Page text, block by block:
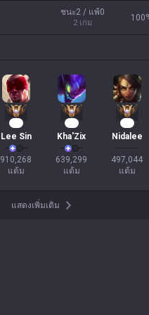
ชนะ2 / แพ้0
2 เกม
100
Lee Sin
910,268
แต้ม
Kha'Zix
639,299
แต้ม
Nidalee
497,044
แต้ม
แสดงเพิ่มเติม